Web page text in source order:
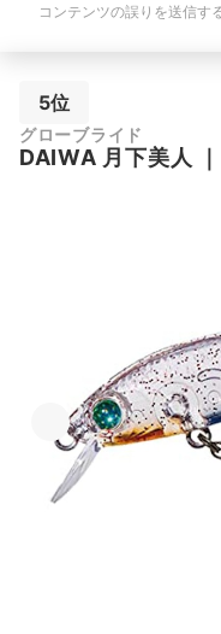
コンテンツの誤りを送信す
5位
グローブライド
DAIWA 月下美人 ｜